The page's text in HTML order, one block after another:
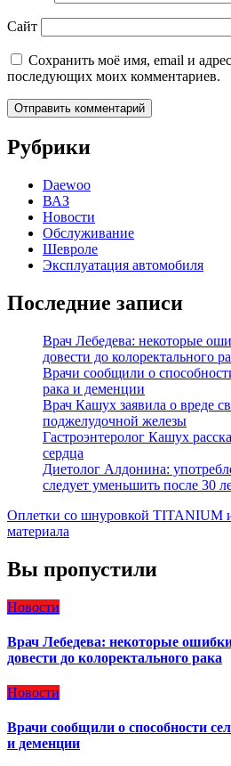
Сайт
Сохранить моё имя, email и
последующих моих комментариев.
Рубрики
Daewoo
ВАЗ
Новости
Обслуживание
Шевроле
Эксплуатация автомобиля
Последние записи
Врач Лебедева: некоторые
довести до колоректального
Врачи сообщили о
рака и деменции
Врач Кашух заявила о вреде
поджелудочной железы
Гастроэнтеролог Кашух
сердца
Диетолог Алдонина:
следует уменьшить после 30
Оплетки со шнуровкой TITANIUM
материала
Вы пропустили
Новости
Врач Лебедева: некоторые
довести до колоректального рака
Новости
Врачи сообщили о способности
и деменции